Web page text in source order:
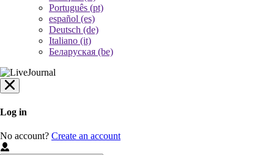
Português (pt)
español (es)
Deutsch (de)
Italiano (it)
Беларуская (be)
Log in
No account? Create an account